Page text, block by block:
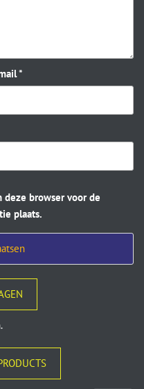
*
deze browser voor de
plaats.